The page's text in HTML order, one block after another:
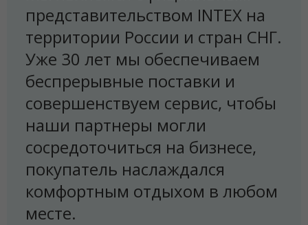
представительством INTEX на
территории России и стран СНГ.
Уже 30 лет мы обеспечиваем
беспрерывные поставки и
совершенствуем сервис, чтобы
наши партнеры могли
сосредоточиться на бизнесе,
покупатель наслаждался
комфортным отдыхом в любом
месте.